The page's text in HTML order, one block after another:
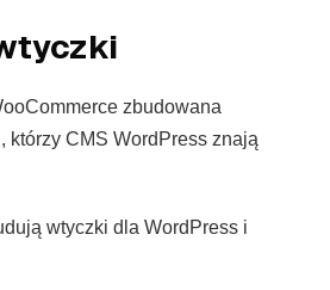
zbudowana
którzy CMS WordPress znają
wtyczki dla WordPress i